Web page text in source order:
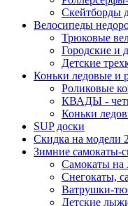
Скейтборды
Велосипеды
Трюковые
Городские и
Детские
Коньки ледовые и
Роликовые
КВАДЫ -
Коньки
SUP доски
Скидка на модели
Зимние самокаты-
Самокаты на
Снегокаты,
Ватрушки-
Детские